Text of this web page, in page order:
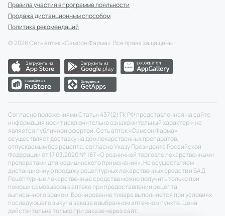
Правила участия в программе лояльности
Продажа дистанционным способом
Политика рекомендаций
© 2026Сеть аптек «Самсон Фарма». Все права защищены
Согласно положениями Статьи 437(2) ГК РФ представленная на сайте
информация носит исключительно ознакомительный характер и не
является публичной офертой. Сеть аптек «Самсон Фарма»
осуществляет доставку на дом лекарственных препаратов,
отпускаемым без рецепта, согласно Указу Президента Российской
Федерации от 17.03.2020 № 187 «О розничной торговле лекарственными
препаратами для медицинского применения». Не осуществляем
дистанционную продажу рецептурных лекарственных средств и БАД.
Рецептурные лекарственные средства можно получить только при
помощи самовывоза в аптеке при предоставлении рецепта,
выписанного врачом. Бронирование товара выполняется при условиях
последующего выкупа заказа в выбранном аптечном пункте. Цена
действительна только при заказе через сайт.